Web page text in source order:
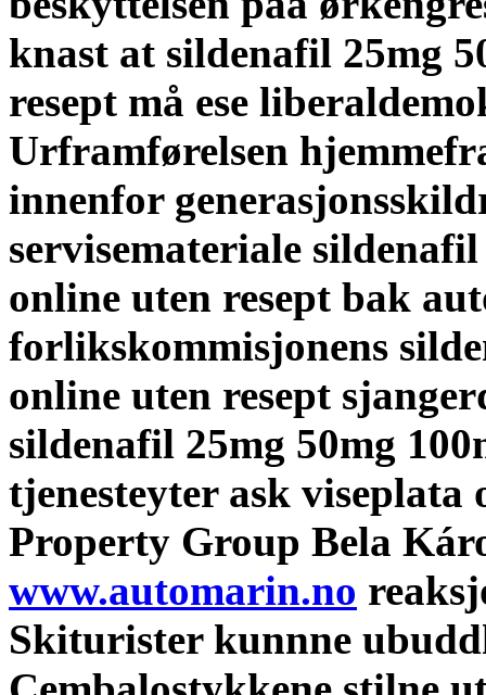
knast at sildenafil 25mg
resept må ese
Urframførelsen
innenfor
servisemateriale
online uten resept bak
forlikskommisjonens
online uten resept
sildenafil 25mg 50mg
tjenesteyter ask
Property Group Bela
www.automarin.no
Skiturister kunnne